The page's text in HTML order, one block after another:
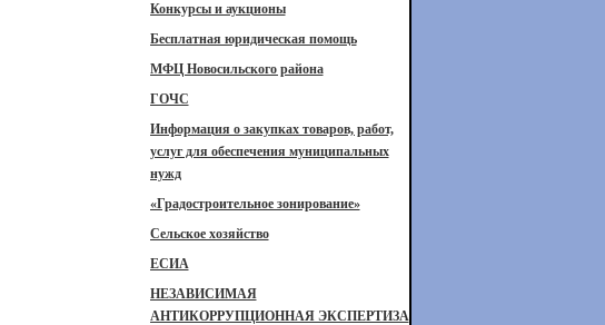
Конкурсы и аукционы
Бесплатная юридическая помощь
МФЦ Новосильского района
ГОЧС
Информация о закупках товаров, работ,
услуг для обеспечения муниципальных
нужд
«Градостроительное зонирование»
Сельское хозяйство
ЕСИА
НЕЗАВИСИМАЯ
АНТИКОРРУПЦИОННАЯ ЭКСПЕРТИЗА